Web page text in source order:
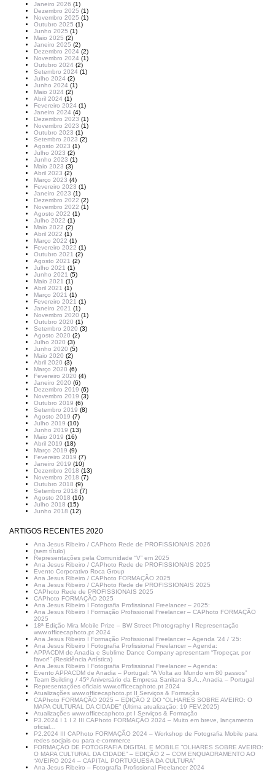
Janeiro 2026 (1)
Dezembro 2025 (1)
Novembro 2025 (1)
Outubro 2025 (1)
Junho 2025 (1)
Maio 2025 (2)
Janeiro 2025 (2)
Dezembro 2024 (2)
Novembro 2024 (1)
Outubro 2024 (2)
Setembro 2024 (1)
Julho 2024 (2)
Junho 2024 (1)
Maio 2024 (2)
Abril 2024 (1)
Fevereiro 2024 (1)
Janeiro 2024 (4)
Dezembro 2023 (1)
Novembro 2023 (1)
Outubro 2023 (1)
Setembro 2023 (2)
Agosto 2023 (1)
Julho 2023 (2)
Junho 2023 (1)
Maio 2023 (3)
Abril 2023 (2)
Março 2023 (4)
Fevereiro 2023 (1)
Janeiro 2023 (1)
Dezembro 2022 (2)
Novembro 2022 (1)
Agosto 2022 (1)
Julho 2022 (1)
Maio 2022 (2)
Abril 2022 (1)
Março 2022 (1)
Fevereiro 2022 (1)
Outubro 2021 (2)
Agosto 2021 (2)
Julho 2021 (1)
Junho 2021 (5)
Maio 2021 (1)
Abril 2021 (1)
Março 2021 (1)
Fevereiro 2021 (1)
Janeiro 2021 (1)
Novembro 2020 (1)
Outubro 2020 (1)
Setembro 2020 (3)
Agosto 2020 (2)
Julho 2020 (3)
Junho 2020 (5)
Maio 2020 (2)
Abril 2020 (3)
Março 2020 (6)
Fevereiro 2020 (4)
Janeiro 2020 (6)
Dezembro 2019 (6)
Novembro 2019 (3)
Outubro 2019 (6)
Setembro 2019 (8)
Agosto 2019 (7)
Julho 2019 (10)
Junho 2019 (13)
Maio 2019 (16)
Abril 2019 (18)
Março 2019 (9)
Fevereiro 2019 (7)
Janeiro 2019 (10)
Dezembro 2018 (13)
Novembro 2018 (7)
Outubro 2018 (9)
Setembro 2018 (7)
Agosto 2018 (16)
Julho 2018 (15)
Junho 2018 (12)
ARTIGOS RECENTES 2020
Ana Jesus Ribeiro / CAPhoto Rede de PROFISSIONAIS 2026
(sem título)
Representações pela Comunidade “V” em 2025
Ana Jesus Ribeiro / CAPhoto Rede de PROFISSIONAIS 2025
Evento Corporativo Roca Group
Ana Jesus Ribeiro / CAPhoto FORMAÇÃO 2025
Ana Jesus Ribeiro / CAPhoto Rede de PROFISSIONAIS 2025
CAPhoto Rede de PROFISSIONAIS 2025
CAPhoto FORMAÇÃO 2025
Ana Jesus Ribeiro I Fotografia Profissional Freelancer – 2025:
Ana Jesus Ribeiro I Formação Profissional Freelancer – CAPhoto FORMAÇÃO
2025
18ª Edição Mira Mobile Prize – BW Street Photography I Representação
www.officecaphoto.pt 2024
Ana Jesus Ribeiro I Formação Profissional Freelancer – Agenda ’24 / ’25:
Ana Jesus Ribeiro I Fotografia Profissional Freelancer – Agenda:
APPACDM de Anadia e Sublime Dance Company apresentam “Tropeçar, por
favor!” (Residência Artística)
Ana Jesus Ribeiro I Fotografia Profissional Freelancer – Agenda:
Evento APPACDM de Anadia – Portugal: “A Volta ao Mundo em 80 passos”
Team Building / 45º Aniversário da Empresa Sanitana S.A., Anadia – Portugal
Representações oficiais www.officecaphoto.pt 2024
Atualizações www.officecaphoto.pt II Serviços & Formação
CAPhoto FORMAÇÃO 2025 – EDIÇÃO 2 DO “OLHARES SOBRE AVEIRO: O
MAPA CULTURAL DA CIDADE” (Última atualização: 19 FEV.2025)
Atualizações www.officecaphoto.pt I Serviços & Formação
P3.2024 I 1 I 2 III CAPhoto FORMAÇÃO 2024 – Muito em breve, lançamento
oficial…
P2.2024 III CAPhoto FORMAÇÃO 2024 – Workshop de Fotografia Mobile para
redes sociais ou para e-commerce
FORMAÇÃO DE FOTOGRAFIA DIGITAL E MOBILE “OLHARES SOBRE AVEIRO:
O MAPA CULTURAL DA CIDADE” – EDIÇÃO 2 – COM ENQUADRAMENTO AO
“AVEIRO 2024 – CAPITAL PORTUGUESA DA CULTURA”
Ana Jesus Ribeiro – Fotografia Profissional Freelancer 2024